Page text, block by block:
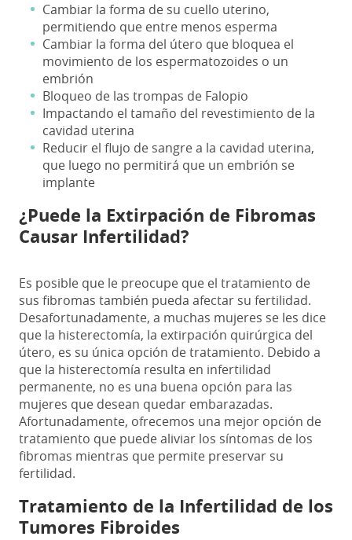
Cambiar la forma de su cuello uterino,
permitiendo que entre menos esperma
Cambiar la forma del útero que bloquea el
movimiento de los espermatozoides o un
embrión
Bloqueo de las trompas de Falopio
Impactando el tamaño del revestimiento de la
cavidad uterina
Reducir el flujo de sangre a la cavidad uterina,
que luego no permitirá que un embrión se
implante
¿Puede la Extirpación de Fibromas
Causar Infertilidad?
Es posible que le preocupe que el tratamiento de
sus fibromas también pueda afectar su fertilidad.
Desafortunadamente, a muchas mujeres se les dice
que la histerectomía, la extirpación quirúrgica del
útero, es su única opción de tratamiento. Debido a
que la histerectomía resulta en infertilidad
permanente, no es una buena opción para las
mujeres que desean quedar embarazadas.
Afortunadamente, ofrecemos una mejor opción de
tratamiento que puede aliviar los síntomas de los
fibromas mientras que permite preservar su
fertilidad.
Tratamiento de la Infertilidad de los
Tumores Fibroides